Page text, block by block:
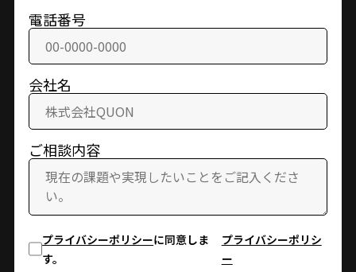
電話番号
会社名
ご相談内容
プライバシーポリシーに同意しま
す。
プライバシーポリシ
ー